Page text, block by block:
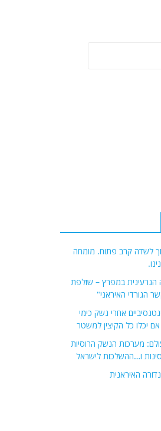
לשדה קרב פתוח. מומחה
במפרץ – שולפת
הגורדי האיראני"
אחרי נשק כימי
יכלו כל הקיצין למשטר
מערכות הנשק הרוסיות
ו…ההשלכות לישראל
האיראנית